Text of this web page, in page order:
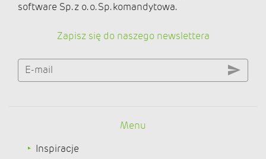
software Sp. z o. o. Sp. komandytowa.
Zapisz się do naszego newslettera
E-mail
Menu
Inspiracje